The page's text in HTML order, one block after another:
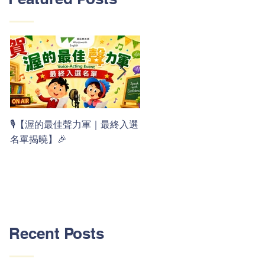
🎙️【渥的最佳聲力軍｜最終入選
名單揭曉】🎉
Recent Posts